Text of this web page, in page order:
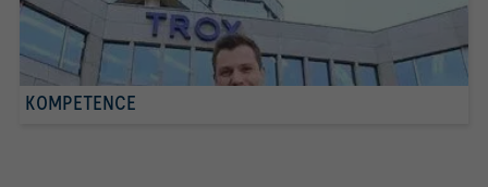
KOMPETENCE